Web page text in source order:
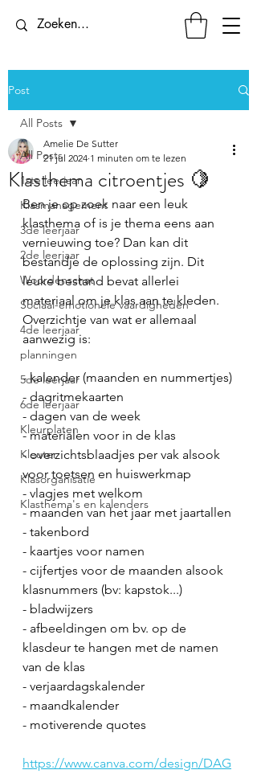
Post
All Posts
1ste leerjaar
Klasmanagement
3de leerjaar
2de leerjaar
Woordenschat
Sociaal-emotionele vaardigheden
4de leerjaar
planningen
5de leerjaar
6de leerjaar
Kleurplaten
Kleuter
Klasorganisatie
Klasthema's en kalenders
All Posts
Klasthema citroentjes 🍋
Amelie De Sutter
21 jul 2024 1 minuten om te lezen
Ben je op zoek naar een leuk
klasthema of is je thema eens aan
vernieuwing toe? Dan kan dit
bestandje de oplossing zijn. Dit
leuke bestand bevat allerlei
materiaal om je klas aan te kleden.
Overzichtje van wat er allemaal
aanwezig is:
- kalender (maanden en nummertjes)
- dagritmekaarten
- dagen van de week
- materialen voor in de klas
- overzichtsblaadjes per vak alsook
voor toetsen en huiswerkmap
- vlagjes met welkom
- maanden van het jaar met jaartallen
- takenbord
- kaartjes voor namen
- cijfertjes voor de maanden alsook
klasnummers (bv: kapstok...)
- bladwijzers
- afbeeldingen om bv. op de
klasdeur te hangen met de namen
van de klas
- verjaardagskalender
- maandkalender
- motiverende quotes
https://www.canva.com/design/DAG